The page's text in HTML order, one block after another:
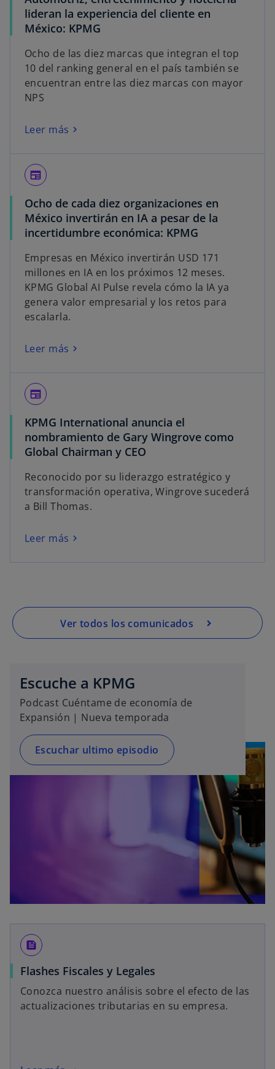
lideran la experiencia del cliente en
México: KPMG
Ocho de las diez marcas que integran el top
10 del ranking general en el país también se
encuentran entre las diez marcas con mayor
NPS
Leer más
newspaper
Ocho de cada diez organizaciones en
México invertirán en IA a pesar de la
incertidumbre económica: KPMG
Empresas en México invertirán USD 171
millones en IA en los próximos 12 meses.
KPMG Global AI Pulse revela cómo la IA ya
genera valor empresarial y los retos para
escalarla.
Leer más
newspaper
KPMG International anuncia el
nombramiento de Gary Wingrove como
Global Chairman y CEO
Reconocido por su liderazgo estratégico y
transformación operativa, Wingrove sucederá
a Bill Thomas.
Leer más
Ver todos los comunicados
Escuche a KPMG
Podcast Cuéntame de economía de
Expansión | Nueva temporada
Escuchar ultimo episodio
feed
Flashes Fiscales y Legales
Conozca nuestro análisis sobre el efecto de las
actualizaciones tributarias en su empresa.